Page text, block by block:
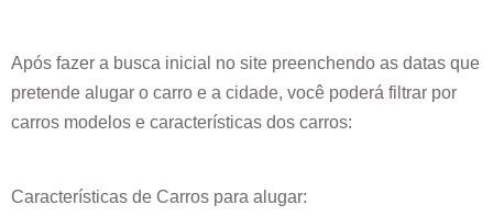
Após fazer a busca inicial no site preenchendo as datas que
pretende alugar o carro e a cidade, você poderá filtrar por
carros modelos e características dos carros:
Características de Carros para alugar: